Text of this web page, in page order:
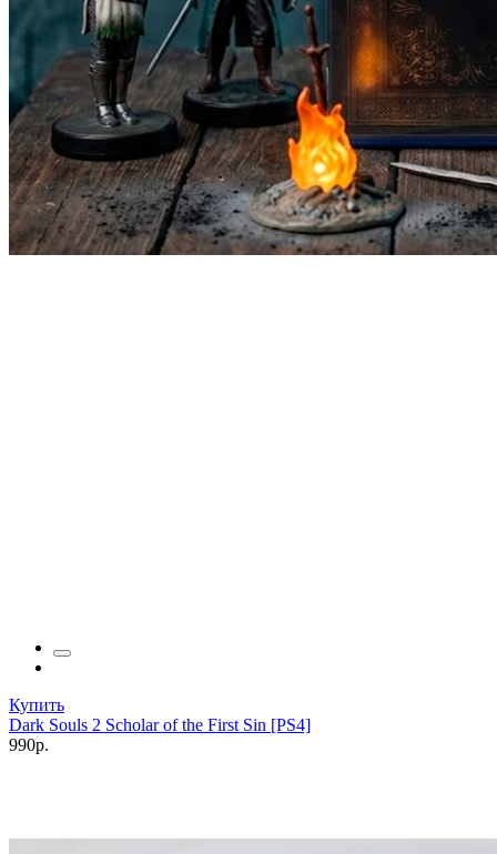
Купить
Dark Souls 2 Scholar of the First Sin [PS4]
990р.